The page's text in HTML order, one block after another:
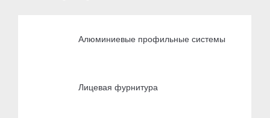
Алюминиевые профильные системы
Лицевая фурнитура